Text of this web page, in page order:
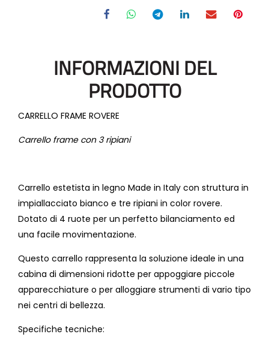
INFORMAZIONI DEL
PRODOTTO
CARRELLO FRAME ROVERE
Carrello frame con 3 ripiani
Carrello estetista in legno Made in Italy con struttura in
impiallacciato bianco e tre ripiani in color rovere.
Dotato di 4 ruote per un perfetto bilanciamento ed
una facile movimentazione.
Questo carrello rappresenta la soluzione ideale in una
cabina di dimensioni ridotte per appoggiare piccole
apparecchiature o per alloggiare strumenti di vario tipo
nei centri di bellezza.
Specifiche tecniche: